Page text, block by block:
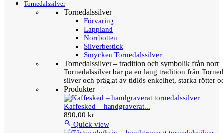
Tornedalssilver
Tornedalssilver
Förvaring
Lappland
Norrbotten
Silverbestick
Smycken Tornedalssilver
Tornedalssilver – tradition och symbolik från norr
Tornedalssilver bär på en lång tradition från
silver och präglat av tidlös enkelhet, starka rötter
Produkter
Kaffesked – handgraverat...
890,00 kr
 Quick view